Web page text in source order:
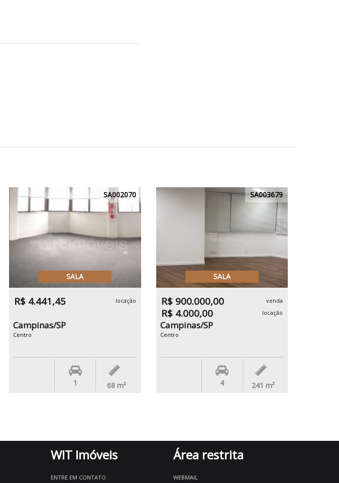
SA002070
SALA
R$ 4.441,45 locação
Campinas/SP
Centro
1 68 m²
SA003679
SALA
R$ 900.000,00 venda
R$ 4.000,00 locação
Campinas/SP
Centro
4 241 m²
WIT Imóveis
ENTRE EM CONTATO
Área restrita
WEBMAIL